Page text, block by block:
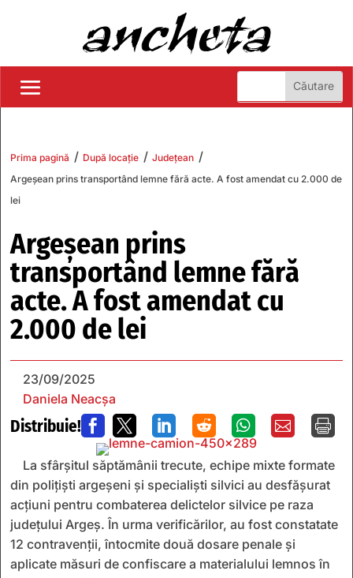
Prima pagină / După locație / Județean /
Argeșean prins transportând lemne fără acte. A fost amendat cu 2.000 de
lei
Argeșean prins
transportând lemne fără
acte. A fost amendat cu
2.000 de lei
23/09/2025
Daniela Neacșa
Distribuie!       
La sfârșitul săptămânii trecute, echipe mixte formate
din polițiști argeșeni și specialiști silvici au desfășurat
acțiuni pentru combaterea delictelor silvice pe raza
județului Argeș. În urma verificărilor, au fost constatate
12 contravenții, întocmite două dosare penale și
aplicate măsuri de confiscare a materialului lemnos în